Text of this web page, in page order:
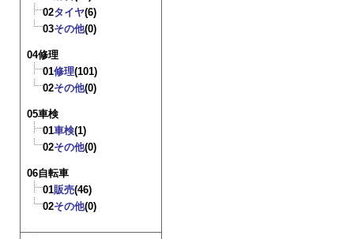
02タイヤ(6)
03その他(0)
04修理
01修理(101)
02その他(0)
05車検
01車検(1)
02その他(0)
06自転車
01販売(46)
02その他(0)